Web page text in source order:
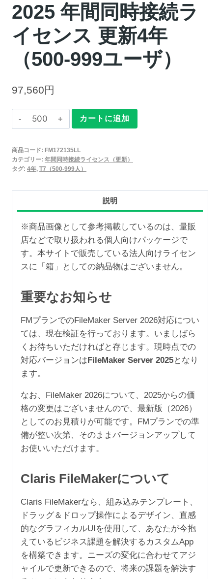
2025 年間同時接続ラ
イセンス 更新4年
（500-999ユーザ）
97,560円
Claris
FileMaker
年
間
接
続
ラ
イ
セ
ス
更
新
4
年
（500-
999
ー
ザ）
個
カートに追加
商品コード: FM172135LL
カテゴリー: 年間同時接続ライセンス（更新）
タグ: 4年, T7（500-999人）
説明
※商品画像として参考掲載しているのは、量販
店などで取り扱われる個人向けパッケージで
す。本サイトで販売している法人向けライセン
スに「箱」としての納品物はございません。
重要なお知らせ
FMプランでのFileMaker Server 2026対応につい
ては、現在検証を行っております。いましばら
くお待ちいただければと存じます。現時点での
対応バージョンは FileMaker Server 2025となり
ます。
なお、FileMaker 2026について、2025からの価
格の変更はございませんので、最新版（2026）
としてのお見積りが可能です。FMプランでの準
備が整い次第、そのままバージョンアップして
お使いいただけます。
Claris FileMakerについて
Claris FileMakerなら、組み込みテンプレート、
ドラッグ＆ドロップ操作によるデザイン、直感
的なグラフィカルUIを使用して、あなたが今抱
えているビジネス課題を解決するカスタムApp
を構築できます。ニーズの変化に合わせてアジ
ャイルで更新できるので、将来の課題を解決す